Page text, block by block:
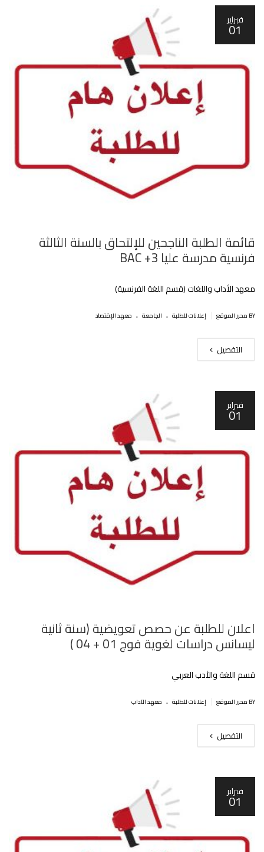
فبراير
01
قائمة الطلبة الناجحين للإلتحاق بالسنة الثالثة
فرنسية مدرسة عليا BAC +3
معهد الأداب واللغات (قسم اللغة الفرنسية)
BY محرر الموقع إعلانات للطلبة . الجامعة . معهد الإقتصاد
التفصيل
فبراير
01
اعلان للطلبة عن حصص تعويضية (سنة ثانية
ليسانس دراسات لغوية فوج 01 + 04 )
قسم اللغة والأدب العربي
BY محرر الموقع إعلانات للطلبة . معهد الآداب
التفصيل
فبراير
01